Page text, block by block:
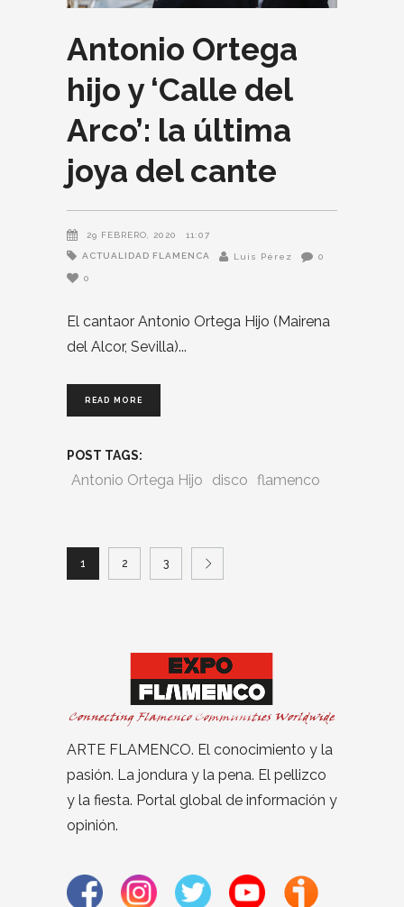
Antonio Ortega
hijo y ‘Calle del
Arco’: la última
joya del cante
29 FEBRERO, 2020 11:07
ACTUALIDAD FLAMENCA Luis Pérez 0
0
El cantaor Antonio Ortega Hijo (Mairena
del Alcor, Sevilla)
READ MORE
POST TAGS:
Antonio Ortega Hijo disco flamenco
1 2 3
ARTE FLAMENCO. El conocimiento y la
pasión. La jondura y la pena. El pellizco
y la fiesta. Portal global de información y
opinión.